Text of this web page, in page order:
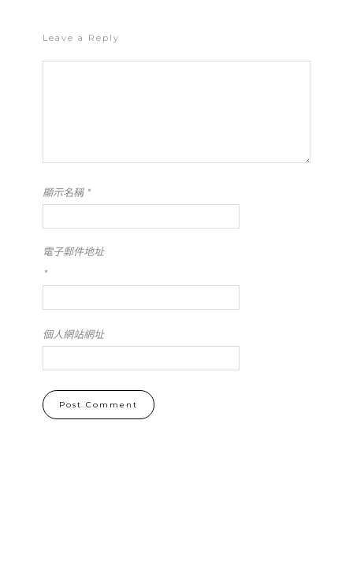
Leave a Reply
顯示名稱*
電子郵件地址
*
個人網站網址